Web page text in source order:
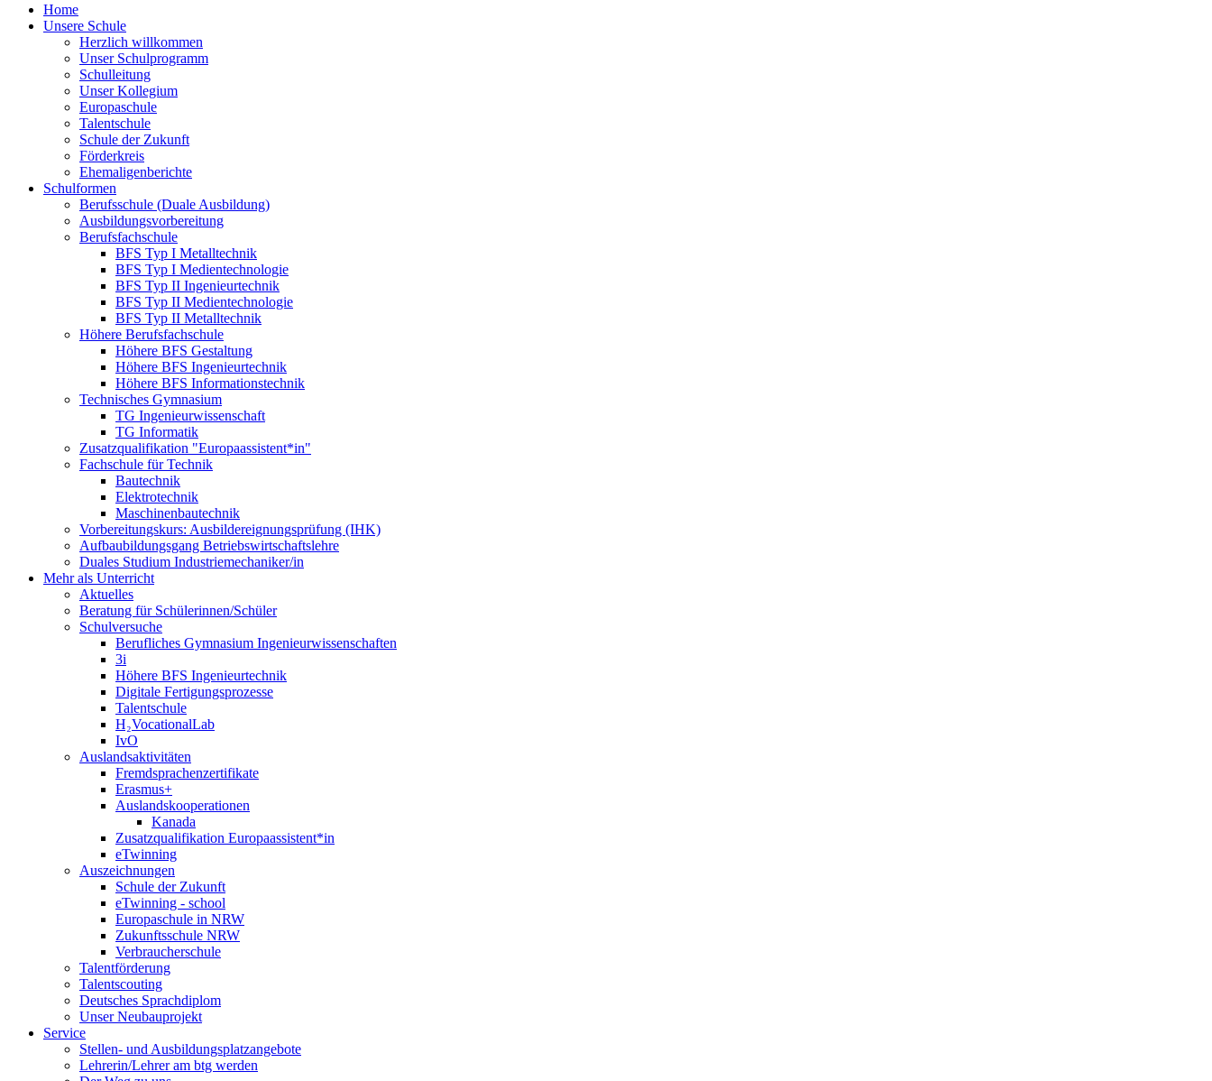
Home
Unsere Schule
Herzlich willkommen
Unser Schulprogramm
Schulleitung
Unser Kollegium
Europaschule
Talentschule
Schule der Zukunft
Förderkreis
Ehemaligenberichte
Schulformen
Berufsschule (Duale Ausbildung)
Ausbildungsvorbereitung
Berufsfachschule
BFS Typ I Metalltechnik
BFS Typ I Medientechnologie
BFS Typ II Ingenieurtechnik
BFS Typ II Medientechnologie
BFS Typ II Metalltechnik
Höhere Berufsfachschule
Höhere BFS Gestaltung
Höhere BFS Ingenieurtechnik
Höhere BFS Informationstechnik
Technisches Gymnasium
TG Ingenieurwissenschaft
TG Informatik
Zusatzqualifikation "Europaassistent*in"
Fachschule für Technik
Bautechnik
Elektrotechnik
Maschinenbautechnik
Vorbereitungskurs: Ausbildereignungsprüfung (IHK)
Aufbaubildungsgang Betriebswirtschaftslehre
Duales Studium Industriemechaniker/in
Mehr als Unterricht
Aktuelles
Beratung für Schülerinnen/Schüler
Schulversuche
Berufliches Gymnasium Ingenieurwissenschaften
3i
Höhere BFS Ingenieurtechnik
Digitale Fertigungsprozesse
Talentschule
H₂VocationalLab
IvO
Auslandsaktivitäten
Fremdsprachenzertifikate
Erasmus+
Auslandskooperationen
Kanada
Zusatzqualifikation Europaassistent*in
eTwinning
Auszeichnungen
Schule der Zukunft
eTwinning - school
Europaschule in NRW
Zukunftsschule NRW
Verbraucherschule
Talentförderung
Talentscouting
Deutsches Sprachdiplom
Unser Neubauprojekt
Service
Stellen- und Ausbildungsplatzangebote
Lehrerin/Lehrer am btg werden